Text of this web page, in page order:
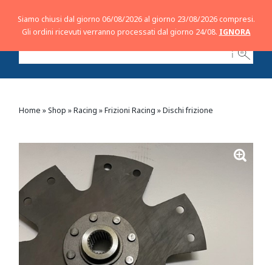
ℹ
Home »Shop »Racing »Frizioni Racing »Dischi frizione
Siamo chiusi dal giorno 06/08/2026 al giorno 23/08/2026 compresi.
Gli ordini ricevuti verranno processati dal giorno 24/08. IGNORA